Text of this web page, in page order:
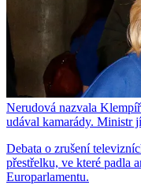
Nerudová nazvala
udával kamarády. Ministr
Debata o zrušení
přestřelku, ve které padla
Europarlamentu.